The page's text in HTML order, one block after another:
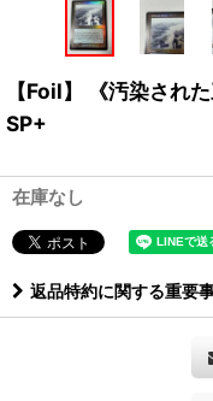
【Foil】 《汚染さ
SP+
在庫なし
返品特約に関する重要